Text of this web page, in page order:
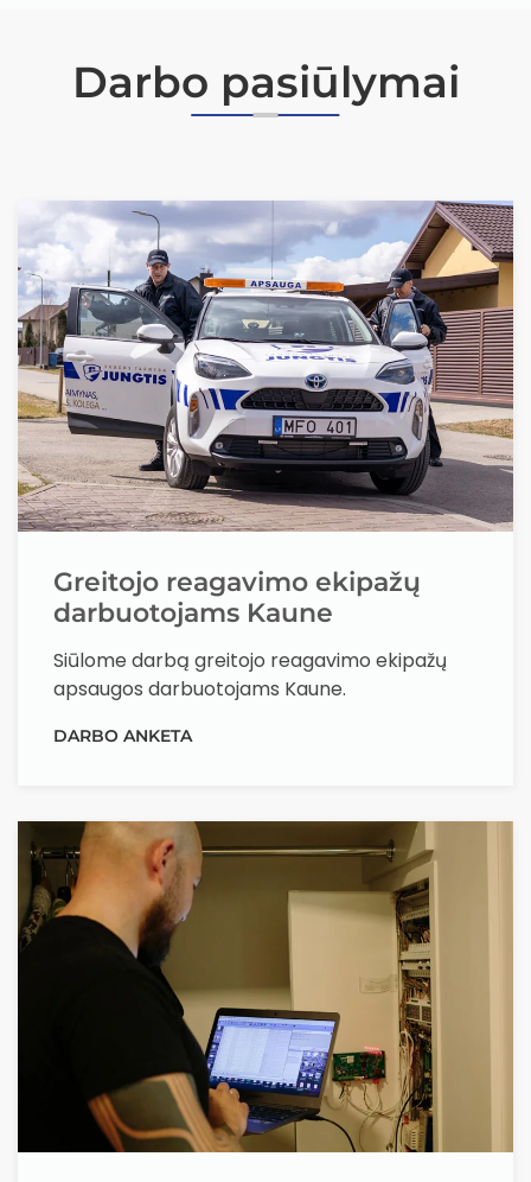
Darbo pasiūlymai
Greitojo reagavimo ekipažų
darbuotojams Kaune
Siūlome darbą greitojo reagavimo ekipažų
apsaugos darbuotojams Kaune.
DARBO ANKETA